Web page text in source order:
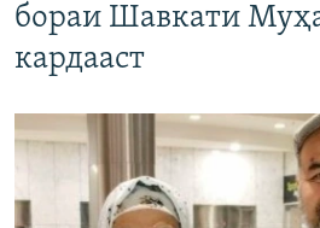
бораи Шавкати
кардааст